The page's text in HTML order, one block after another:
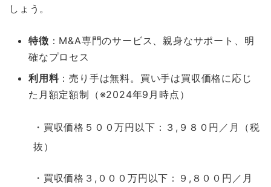
しょう。
特徴 ：M&A専門のサービス、親身なサポート、明
確なプロセス
利用料：売り手は無料。買い手は買収価格に応じ
た月額定額制（※2024年9月時点）
・買収価格５００万円以下：３,９８０円／月（税
抜）
・買収価格３,０００万円以下：９,８００円／月